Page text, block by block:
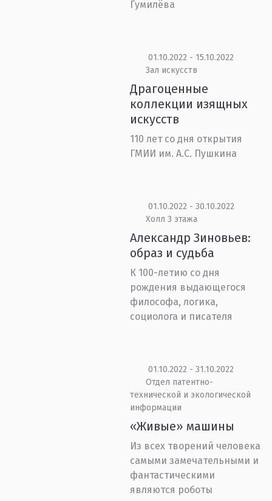
Гумилёва
01.10.2022 - 15.10.2022
Зал искусств
Драгоценные
коллекции изящных
искусств
110 лет со дня открытия
ГМИИ им. А.С. Пушкина
01.10.2022 - 30.10.2022
Холл 3 этажа
Александр Зиновьев:
образ и судьба
К 100-летию со дня
рождения выдающегося
философа, логика,
социолога и писателя
01.10.2022 - 31.10.2022
Отдел патентно-
технической и экологической
информации
«Живые» машины
Из всех творений человека
самыми замечательными и
фантастическими
являются роботы